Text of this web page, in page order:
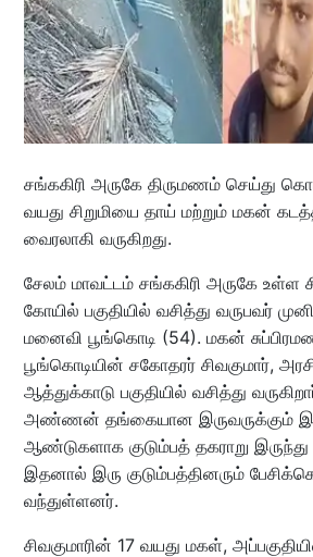
சங்ககிரி அருகே திருமணம் செய்து
வயது சிறுமியை தாய் மற்றும் மகன்
வைரலாகி வருகிறது.
சேலம் மாவட்டம் சங்ககிரி அருகே உள்ள
கோயில் பகுதியில் வசித்து வருபவர்
மனைவி பூங்கொடி (54). மகன்
பூங்கொடியின் சகோதரர் சிவகுமார்,
ஆத்துக்காடு பகுதியில் வசித்து
அண்ணன் தங்கையான இருவருக்கும்
ஆண்டுகளாக குடும்பத் தகராறு
இதனால் இரு குடும்பத்தினரும்
வந்துள்ளனர்.
சிவகுமாரின் 17 வயது மகள்,